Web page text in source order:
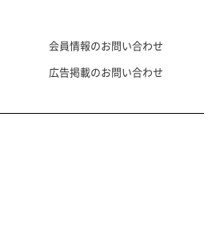
会員情報のお問い合わせ
広告掲載のお問い合わせ